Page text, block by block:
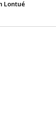
Lontué